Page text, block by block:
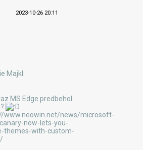
2023-10-26 20:11
Majkl:
MS Edge predbehol
www.neowin.net/news/microsoft-
now-lets-you-
themes-with-custom-